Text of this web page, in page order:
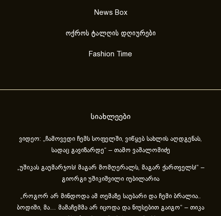
News Box
ოქროს ტალღის დღიურები
Fashion Time
სიახლეები
ვიდეო: „ჩამოვედი ჩემს სოფელში, ვიწყებ სახლის აღდგენას,
სადაც გავიზარდე“ – თამო ვაშალომიძე
„უშიკას გაუმარჯოს! მაგარ მომღერალს, მაგარ ქართველს!“ –
გიორგი უშიკიშვილი იუბილარია
„როგორ არ მინდოდა ამ თემაზე საუბარი და ჩემი ბრალია..
ბოდიში, მა… მამაჩემმა არ იცოდა და ნიუსებით გაიგო“ – თიკა